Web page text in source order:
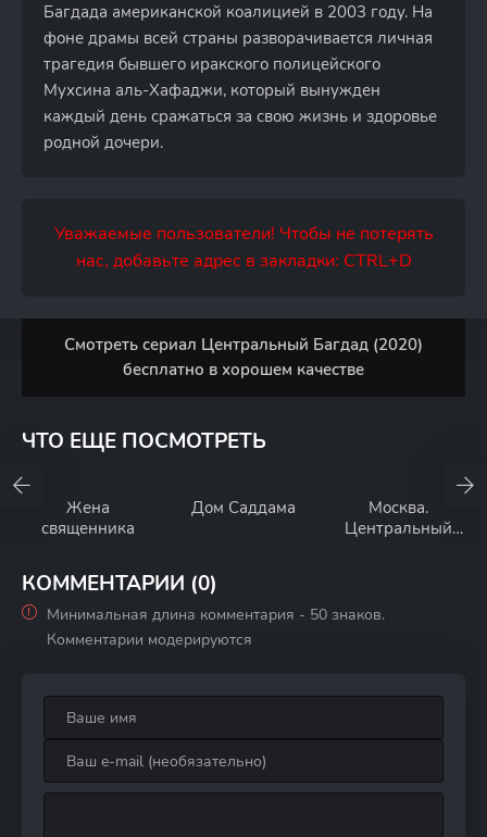
Багдада американской коалицией в 2003 году. На
фоне драмы всей страны разворачивается личная
трагедия бывшего иракского полицейского
Мухсина аль-Хафаджи, который вынужден
каждый день сражаться за свою жизнь и здоровье
родной дочери.
Уважаемые пользователи! Чтобы не потерять
нас, добавьте адрес в закладки: CTRL+D
Смотреть сериал Центральный Багдад (2020)
бесплатно в хорошем качестве
ЧТО ЕЩЕ ПОСМОТРЕТЬ
Жена
священника
Дом Саддама
Москва.
Центральный
КОММЕНТАРИИ (0)
Минимальная длина комментария - 50 знаков.
Комментарии модерируются